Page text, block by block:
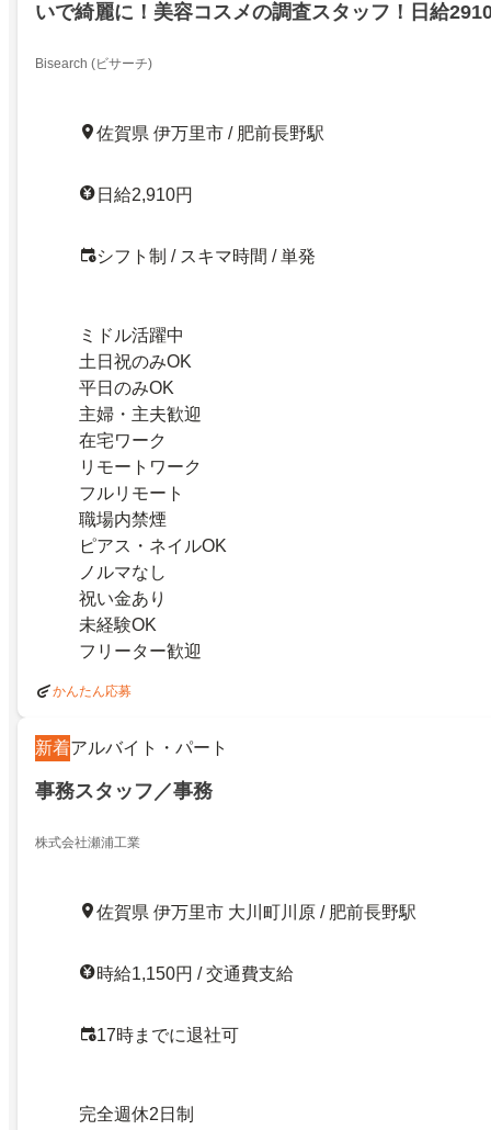
いで綺麗に！美容コスメの調査スタッフ！日給
Bisearch (ビサーチ)
佐賀県 伊万里市 / 肥前長野駅
日給2,910円
シフト制 / スキマ時間 / 単発
ミドル活躍中
土日祝のみOK
平日のみOK
主婦・主夫歓迎
在宅ワーク
リモートワーク
フルリモート
職場内禁煙
ピアス・ネイルOK
ノルマなし
祝い金あり
未経験OK
フリーター歓迎
かんたん応募
新着アルバイト・パート
事務スタッフ／事務
株式会社瀬浦工業
佐賀県 伊万里市 大川町川原 / 肥前長野駅
時給1,150円 / 交通費支給
17時までに退社可
完全週休2日制